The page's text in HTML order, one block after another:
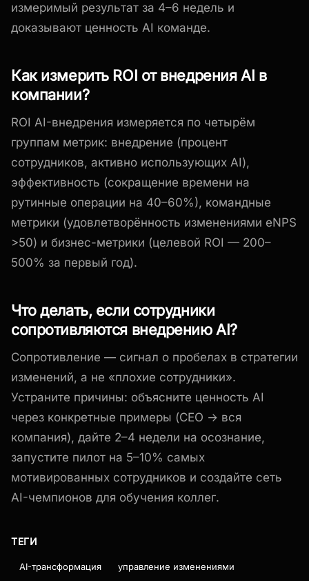
измеримый результат за 4–6 недель и
доказывают ценность AI команде.
Как измерить ROI от внедрения AI в
компании?
ROI AI-внедрения измеряется по четырём
группам метрик: внедрение (процент
сотрудников, активно использующих AI),
эффективность (сокращение времени на
рутинные операции на 40–60%), командные
метрики (удовлетворённость изменениями eNPS
>50) и бизнес-метрики (целевой ROI — 200–
500% за первый год).
Что делать, если сотрудники
сопротивляются внедрению AI?
Сопротивление — сигнал о пробелах в стратегии
изменений, а не «плохие сотрудники».
Устраните причины: объясните ценность AI
через конкретные примеры (CEO → вся
компания), дайте 2–4 недели на осознание,
запустите пилот на 5–10% самых
мотивированных сотрудников и создайте сеть
AI-чемпионов для обучения коллег.
ТЕГИ
AI-трансформация управление изменениями